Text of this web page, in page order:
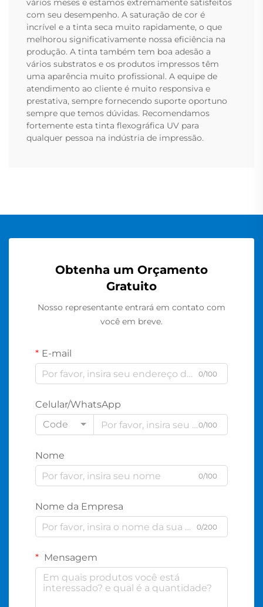
vários meses e estamos extremamente satisfeitos
com seu desempenho. A saturação de cor é
incrível e a tinta seca muito rapidamente, o que
melhorou significativamente nossa eficiência na
produção. A tinta também tem boa adesão a
vários substratos e os produtos impressos têm
uma aparência muito profissional. A equipe de
atendimento ao cliente é muito responsiva e
prestativa, sempre fornecendo suporte oportuno
sempre que temos dúvidas. Recomendamos
fortemente esta tinta flexográfica UV para
qualquer pessoa na indústria de impressão.
Obtenha um Orçamento
Gratuito
Nosso representante entrará em contato com
você em breve.
E-mail
0/100
Celular/WhatsApp
Code
0/100
Nome
0/100
Nome da Empresa
0/200
Mensagem